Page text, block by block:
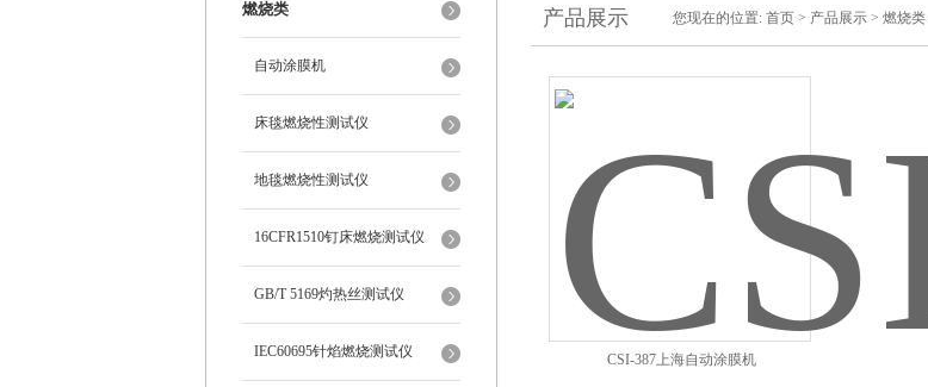
燃烧类
自动涂膜机
床毯燃烧性测试仪
地毯燃烧性测试仪
16CFR1510钉床燃烧测试仪
GB/T 5169灼热丝测试仪
IEC60695针焰燃烧测试仪
产品展示 您现在的位置: 首页 > 产品展示 > 燃烧类
CSI-387上海自动涂膜机